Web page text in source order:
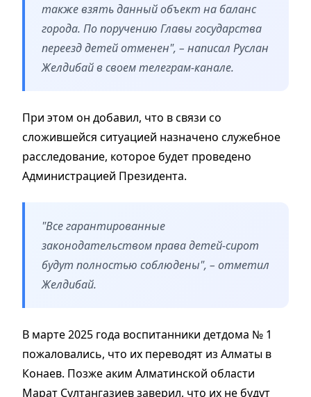
также взять данный объект на баланс
города. По поручению Главы государства
переезд детей отменен", – написал Руслан
Желдибай в своем телеграм-канале.
При этом он добавил, что в связи со
сложившейся ситуацией назначено служебное
расследование, которое будет проведено
Администрацией Президента.
"Все гарантированные
законодательством права детей-сирот
будут полностью соблюдены", – отметил
Желдибай.
В марте 2025 года воспитанники детдома № 1
пожаловались, что их переводят из Алматы в
Конаев. Позже аким Алматинской области
Марат Султангазиев заверил, что их не будут